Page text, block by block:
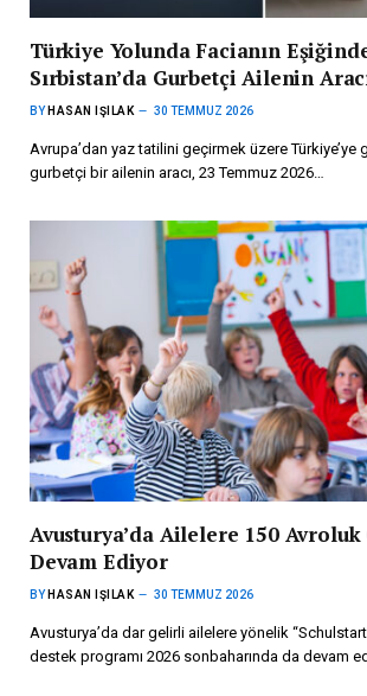
Türkiye Yolunda Facianın
Sırbistan’da Gurbetçi Ailenin
BY HASAN IŞILAK 30 TEMMUZ 2026
Avrupa’dan yaz tatilini geçirmek üzere Türkiye’ye
gurbetçi bir ailenin aracı, 23 Temmuz 2026…
Avusturya’da Ailelere 150 Avroluk
Devam Ediyor
BY HASAN IŞILAK 30 TEMMUZ 2026
Avusturya’da dar gelirli ailelere yönelik
destek programı 2026 sonbaharında da devam